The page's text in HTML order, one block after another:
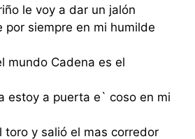
le voy a dar un jalón
por siempre en mi humilde
mundo Cadena es el
estoy a puerta e` coso en mi
toro y salió el mas corredor